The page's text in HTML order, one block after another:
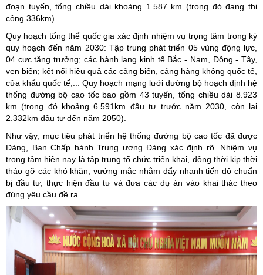
đoạn tuyến, tổng chiều dài khoảng 1.587 km (trong đó đang thi
công 336km).
Quy hoạch tổng thể quốc gia xác định nhiệm vụ trọng tâm trong kỳ
quy hoạch đến năm 2030: Tập trung phát triển 05 vùng động lực,
04 cực tăng trưởng; các hành lang kinh tế Bắc - Nam, Đông - Tây,
ven biển; kết nối hiệu quả các cảng biển, cảng hàng không quốc tế,
cửa khẩu quốc tế,... Quy hoạch mạng lưới đường bộ hoạch định hệ
thống đường bộ cao tốc bao gồm 43 tuyến, tổng chiều dài 8.923
km (trong đó khoảng 6.591km đầu tư trước năm 2030, còn lại
2.332km đầu tư đến năm 2050).
Như vậy, mục tiêu phát triển hệ thống đường bộ cao tốc đã được
Đảng, Ban Chấp hành Trung ương Đảng xác định rõ. Nhiệm vụ
trọng tâm hiện nay là tập trung tổ chức triển khai, đồng thời kịp thời
tháo gỡ các khó khăn, vướng mắc nhằm đẩy nhanh tiến độ chuẩn
bị đầu tư, thực hiện đầu tư và đưa các dự án vào khai thác theo
đúng yêu cầu đề ra.